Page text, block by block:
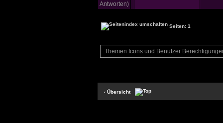
Seiten: 1
Themen Icons und Benutzer
‹ Übersicht